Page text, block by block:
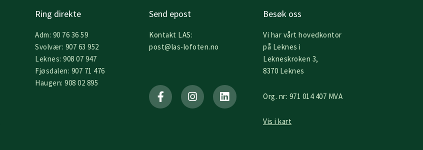
Ring direkte
Adm: 90 76 36 59
Svolvær: 907 63 952
Leknes: 908 07 947
Fjøsdalen: 907 71 476
Haugen: 908 02 895
Send epost
Kontakt LAS:
post@las-lofoten.no
a
c
e
n
s
t
i
n
k
Besøk oss
Vi har vårt hovedkontor
på Leknes i
Lekneskroken 3,
8370 Leknes
Org. nr: 971 014 407 MVA
Vis i kart